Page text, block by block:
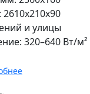
и улицы
320–640 Вт/м²